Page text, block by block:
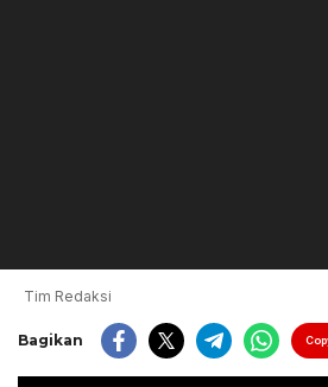
Tim Redaksi
Bagikan